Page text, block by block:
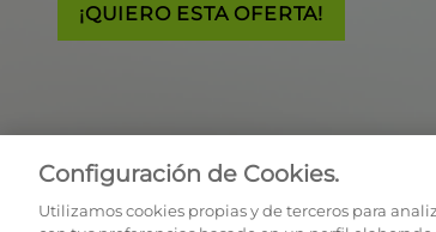
¡QUIERO ESTA OFERTA!
Configuración de Cookies.
Utilizamos cookies propias y de terceros para